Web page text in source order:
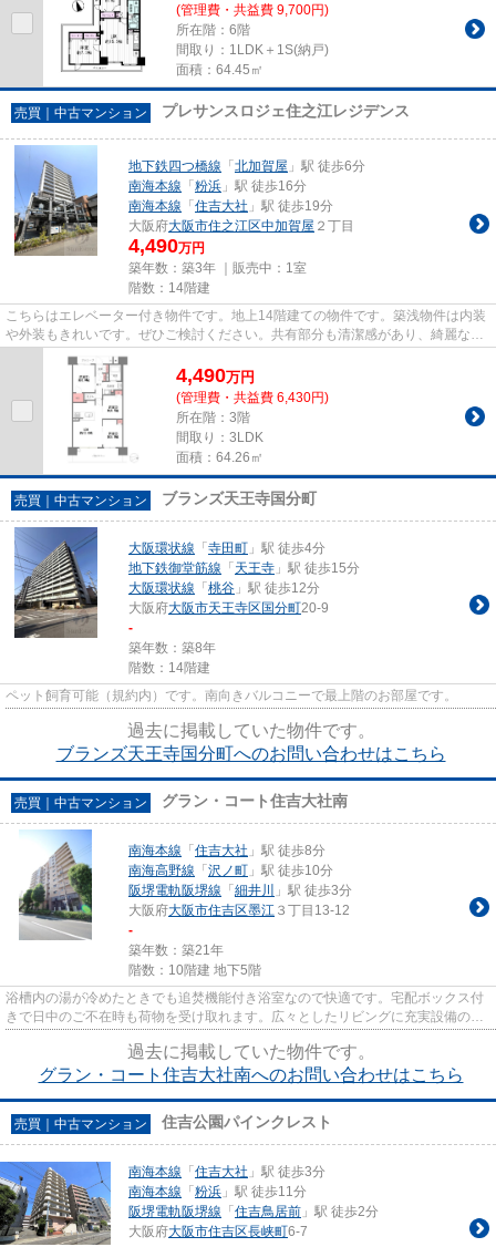
(管理費・共益費 9,700円)
所在階：6階
間取り：1LDK＋1S(納戸)
面積：64.45㎡
売買｜中古マンション プレサンスロジェ住之江レジデンス
地下鉄四つ橋線 「 北加賀屋 」駅 徒歩6分
南海本線 「 粉浜 」駅 徒歩16分
南海本線 「 住吉大社 」駅 徒歩19分
大阪府大阪市住之江区中加賀屋 ２丁目
4,490万円
築年数：築3年 ｜販売中： 1室
階数：14階建
こちらはエレベーター付き物件です。地上14階建ての物件です。築浅物件は内装
や外装もきれいです。ぜひご検討ください。共有部分も清潔感があり、綺麗な中
古マンションです。不動産の...
4,490万円
(管理費・共益費 6,430円)
所在階：3階
間取り：3LDK
面積：64.26㎡
売買｜中古マンション ブランズ天王寺国分町
大阪環状線 「 寺田町 」駅 徒歩4分
地下鉄御堂筋線 「 天王寺 」駅 徒歩15分
大阪環状線 「 桃谷 」駅 徒歩12分
大阪府大阪市天王寺区 国分町20-9
-
築年数：築8年
階数：14階建
ペット飼育可能（規約内）です。南向きバルコニーで最上階のお部屋です。
過去に掲載していた物件です。
ブランズ天王寺国分町へのお問い合わせはこちら
売買｜中古マンション グラン・コート住吉大社南
南海本線 「 住吉大社 」駅 徒歩8分
南海高野線 「 沢ノ町 」駅 徒歩10分
阪堺電軌阪堺線 「 細井川
」駅 徒歩3分
大阪府大阪市住吉区墨江 ３丁目13-12
-
築年数：築21年
階数：10階建 地下5階
浴槽内の湯が冷めたときでも追焚機能付き浴室なので快適です。宅配ボックス付
きで日中のご不在時も荷物を受け取れます。広々としたリビングに充実設備のキ
過去に掲載していた物件です。
グラン・コート住吉大社南へのお問い合わせはこちら
売買｜中古マンション 住吉公園パインクレスト
南海本線 「 住吉大社 」駅 徒歩3分
南海本線 「 粉浜 」駅 徒歩11分
阪堺電軌阪堺線 「 住吉鳥居前 」駅 徒歩2分
大阪府大阪市住吉区長峡町6-7